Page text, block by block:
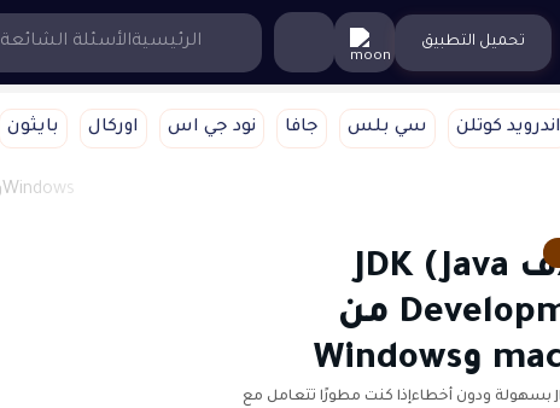
الرئيسيةالأسئلة الشائعة تحميل التطبيق
اندرويد كوتلن سي بلس جافا نود جي اس اوركال بايثون
كيفية حذف JDK (Java
Development Kit) من
كيفية التخلص من JDK بسهولة ودون أخطاءإذا كنت مطورًا تتعامل مع